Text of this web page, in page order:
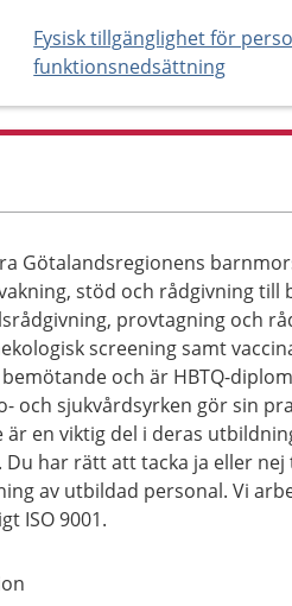
Fysisk tillgänglighet för
funktionsnedsättning
Götalandsregionens
stöd och rådgivning till
provtagning och
screening samt
och är HBTQ-
och sjukvårdsyrken gör sin
är en viktig del i deras
Du har rätt att tacka ja eller
av utbildad personal. Vi
ISO 9001.